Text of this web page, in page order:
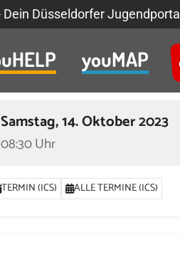
Düsseldorfer Jugendportal
youMAP
Samstag, 14. Oktober 2023
08:30 Uhr
TERMIN (ICS) ALLE TERMINE (ICS)